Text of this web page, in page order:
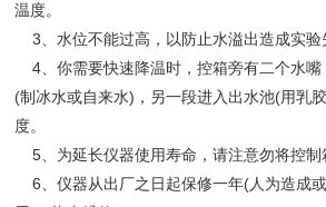
温度。
3、水位不能过高，以防止水溢出造成实验
4、你需要快速降温时，控箱旁有二个水嘴
(制冰水或自来水)，另一段进入出水池(用乳
度。
5、为延长仪器使用寿命，请注意勿将控制
6、仪器从出厂之日起保修一年(人为造成